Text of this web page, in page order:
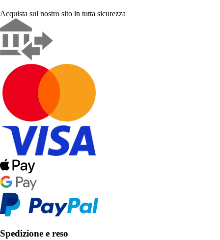
Acquista sul nostro sito in tutta sicurezza
Spedizione e reso